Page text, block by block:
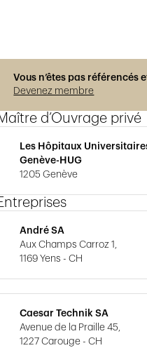
Vous n’êtes pas référencés
Devenez membre
d’Ouvrage privé
Les Hôpitaux
Genève-HUG
1205 Genève
André SA
Aux Champs Carroz 1,
1169 Yens - CH
Caesar Technik SA
Avenue de la Praille 45,
1227 Carouge - CH